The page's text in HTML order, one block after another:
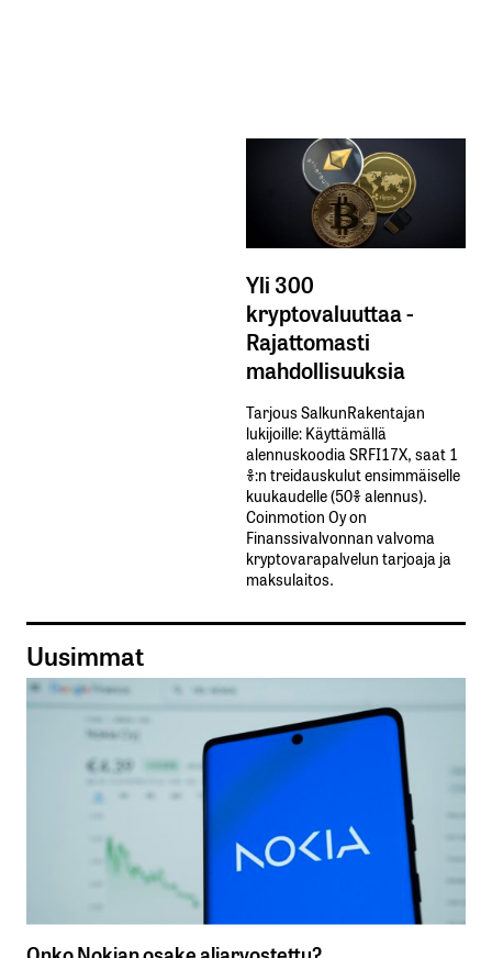
Yli 300
kryptovaluuttaa -
Rajattomasti
mahdollisuuksia
Tarjous SalkunRakentajan
lukijoille: Käyttämällä​ ​
alennuskoodia​ ​SRFI17X,​ ​saat​ ​1
%:n treidauskulut​ ​ensimmäiselle​ ​
kuukaudelle​ ​(50%​ ​alennus).
Coinmotion Oy on
Finanssivalvonnan valvoma
kryptovarapalvelun tarjoaja ja
maksulaitos.
Uusimmat